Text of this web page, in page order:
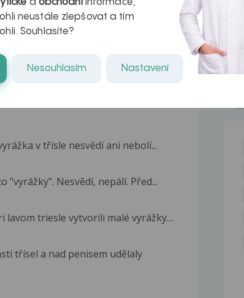
kteří ji...
v třísle nesvědí ani nebolí...
Nesvědí, nepálí. Před...
lavom triesle vytvorili malé vyrážky....
třísel a nad penisem udělaly
a obchodníinformace,
neustále zlepšovat a tím
Souhlasíte?
Nesouhlasím Nastavení